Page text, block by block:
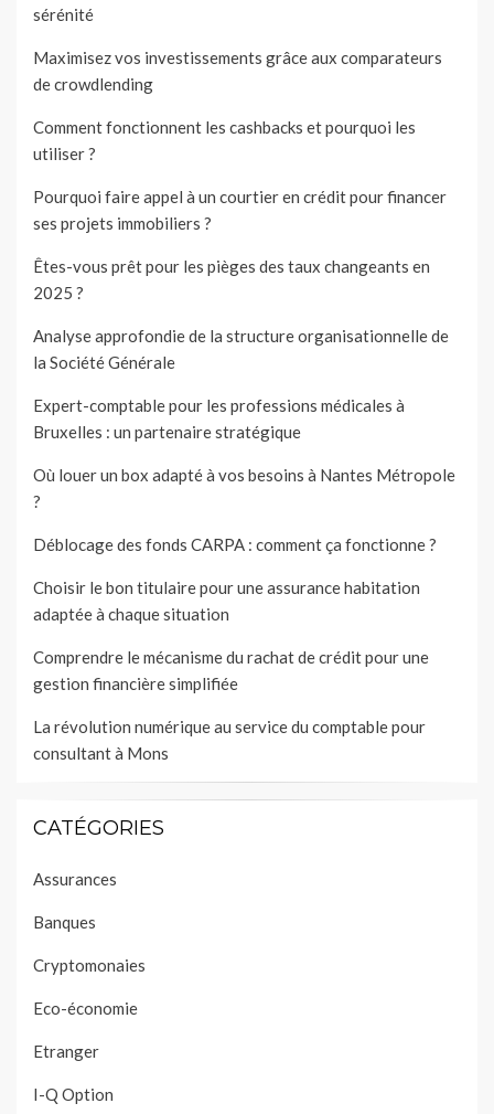
sérénité
Maximisez vos investissements grâce aux comparateurs
de crowdlending
Comment fonctionnent les cashbacks et pourquoi les
utiliser ?
Pourquoi faire appel à un courtier en crédit pour financer
ses projets immobiliers ?
Êtes-vous prêt pour les pièges des taux changeants en
2025 ?
Analyse approfondie de la structure organisationnelle de
la Société Générale
Expert-comptable pour les professions médicales à
Bruxelles : un partenaire stratégique
Où louer un box adapté à vos besoins à Nantes Métropole
?
Déblocage des fonds CARPA : comment ça fonctionne ?
Choisir le bon titulaire pour une assurance habitation
adaptée à chaque situation
Comprendre le mécanisme du rachat de crédit pour une
gestion financière simplifiée
La révolution numérique au service du comptable pour
consultant à Mons
CATÉGORIES
Assurances
Banques
Cryptomonaies
Eco-économie
Etranger
I-Q Option